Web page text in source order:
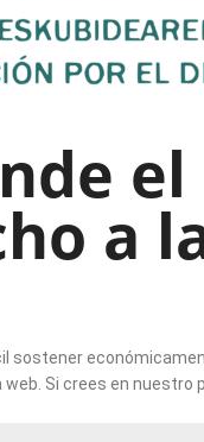
el
a
sostener
web. Si crees en nuestro